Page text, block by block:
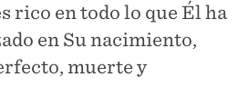
rico en todo lo que Él ha
en Su nacimiento,
muerte y